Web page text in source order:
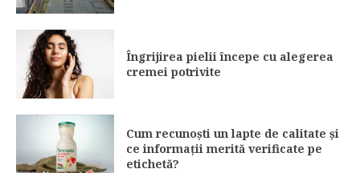
Îngrijirea pielii începe cu alegerea
cremei potrivite
Cum recunoști un lapte de calitate și
ce informații merită verificate pe
etichetă?